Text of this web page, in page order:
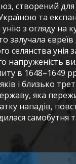
створений
та
з огляду на
залучала
селянства унія
напруженість
в 1648–1649 рр.
і близько
яка
нападів,
самобутня